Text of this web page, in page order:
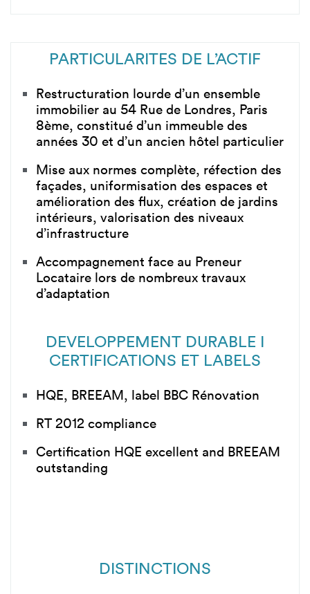
PARTICULARITES DE L’ACTIF
Restructuration lourde d’un ensemble
immobilier au 54 Rue de Londres, Paris
8ème, constitué d’un immeuble des
années 30 et d’un ancien hôtel particulier
Mise aux normes complète, réfection des
façades, uniformisation des espaces et
amélioration des flux, création de jardins
intérieurs, valorisation des niveaux
d’infrastructure
Accompagnement face au Preneur
Locataire lors de nombreux travaux
d’adaptation
DEVELOPPEMENT DURABLE I
CERTIFICATIONS ET LABELS
HQE, BREEAM, label BBC Rénovation
RT 2012 compliance
Certification HQE excellent and BREEAM
outstanding
DISTINCTIONS